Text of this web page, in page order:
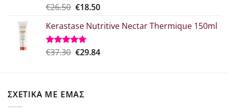
Βαθμολογήθηκε
από 5
€26.50 Original
was:
€26.50.
€18.50Η
τιμή
€18.50.
Kerastase Nutritive Nectar Thermique 150ml
Βαθμολογήθηκε
€37.30 Original
€29.84Η
ΣΧΕΤΙΚΑ ΜΕ ΕΜΑΣ